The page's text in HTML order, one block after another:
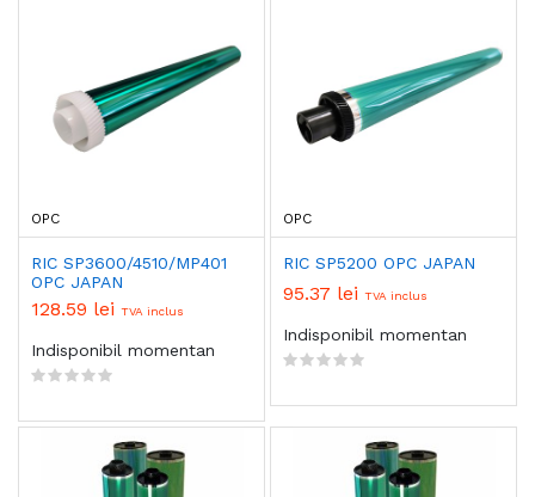
OPC
RIC SP3600/4510/MP401
OPC JAPAN
128.59 lei TVA inclus
Indisponibil momentan
OPC
RIC SP5200 OPC JAPAN
95.37 lei TVA inclus
Indisponibil momentan